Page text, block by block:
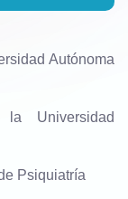
Autónoma
Universidad
Psiquiatría